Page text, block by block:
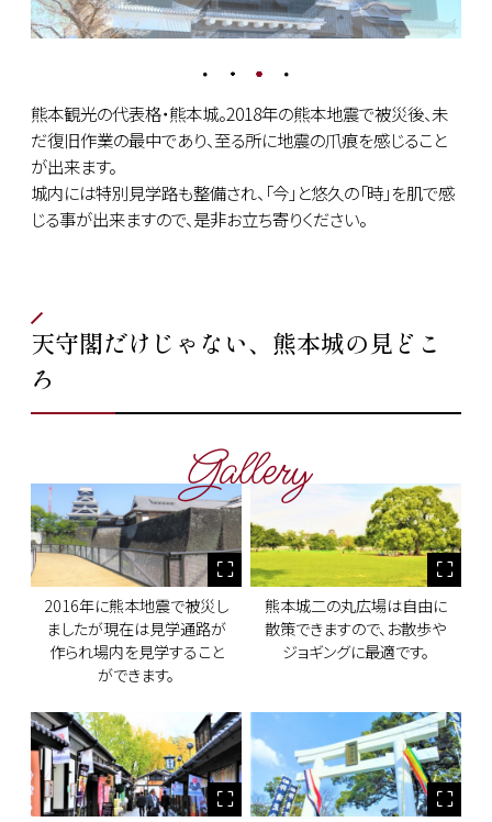
熊本観光の代表格・熊本城。2018年の熊本地震で被災後、未
だ復旧作業の最中であり、至る所に地震の爪痕を感じること
が出来ます。
城内には特別見学路も整備され、「今」と悠久の「時」を肌で感
じる事が出来ますので、是非お立ち寄りください。
天守閣だけじゃない、熊本城の見どこ
ろ
Gallery
2016年に熊本地震で被災し
ましたが現在は見学通路が
作られ場内を見学すること
ができます。
熊本城二の丸広場は自由に
散策できますので、お散歩や
ジョギングに最適です。